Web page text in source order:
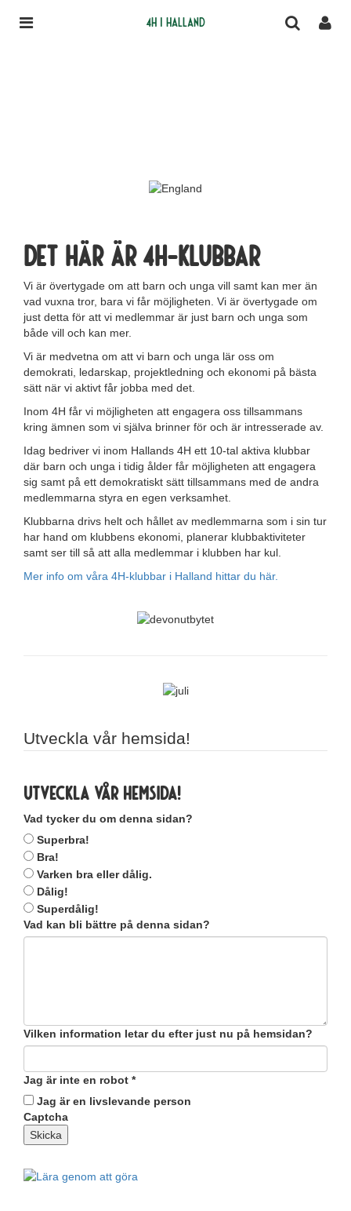
4H i Halland
Det här är 4H-klubbar
Vi är övertygade om att barn och unga vill samt kan mer än
vad vuxna tror, bara vi får möjligheten. Vi är övertygade om
just detta för att vi medlemmar är just barn och unga som
både vill och kan mer.
Vi är medvetna om att vi barn och unga lär oss om
demokrati, ledarskap, projektledning och ekonomi på bästa
sätt när vi aktivt får jobba med det.
Inom 4H får vi möjligheten att engagera oss tillsammans
kring ämnen som vi själva brinner för och är intresserade av.
Idag bedriver vi inom Hallands 4H ett 10-tal aktiva klubbar
där barn och unga i tidig ålder får möjligheten att engagera
sig samt på ett demokratiskt sätt tillsammans med de andra
medlemmarna styra en egen verksamhet.
Klubbarna drivs helt och hållet av medlemmarna som i sin tur
har hand om klubbens ekonomi, planerar klubbaktiviteter
samt ser till så att alla medlemmar i klubben har kul.
Mer info om våra 4H-klubbar i Halland hittar du här.
Utveckla vår hemsida!
Utveckla vår hemsida!
Vad tycker du om denna sidan?
Superbra!
Bra!
Varken bra eller dålig.
Dålig!
Superdålig!
Vad kan bli bättre på denna sidan?
Vilken information letar du efter just nu på hemsidan?
Jag är inte en robot *
Jag är en livslevande person
Captcha
Skicka